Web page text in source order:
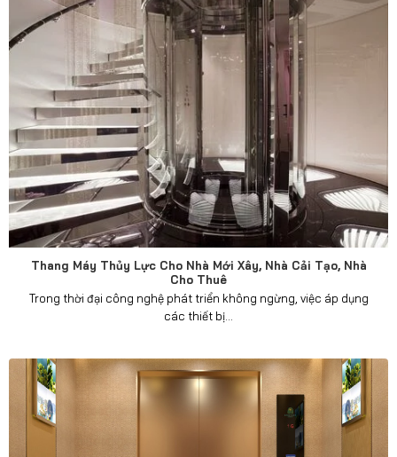
Thang Máy Thủy Lực Cho Nhà Mới Xây, Nhà Cải Tạo, Nhà
Cho Thuê
Trong thời đại công nghệ phát triển không ngừng, việc áp dụng
các thiết bị...